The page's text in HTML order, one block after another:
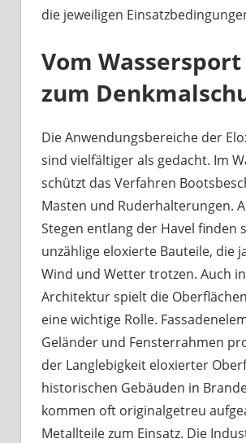
die jeweiligen
Vom
zum
Die Anwendungsbereiche der
sind vielfältiger als gedacht. Im
schützt das Verfahren
Masten und Ruderhalterungen.
Stegen entlang der Havel finden
unzählige eloxierte Bauteile, die
Wind und Wetter trotzen. Auch
Architektur spielt die
eine wichtige Rolle.
Geländer und Fensterrahmen
der Langlebigkeit eloxierter
historischen Gebäuden in
kommen oft originalgetreu
Metallteile zum Einsatz. Die